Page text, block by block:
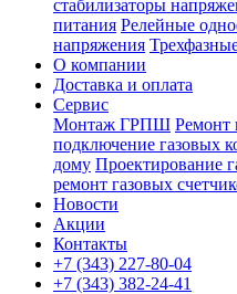
стабилизаторы
питания Релейные
напряжения
О компании
Доставка и оплата
Сервис
Монтаж ГРПШ Ремонт
подключение газовых
дому Проектирование
ремонт газовых
Новости
Акции
Контакты
+7 (343) 227-80-04
+7 (343) 382-24-41